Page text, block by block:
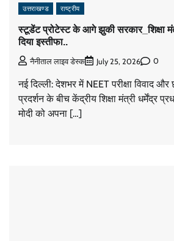
उत्तराखण्ड राष्ट्रीय
स्टूडेंट प्रोटेस्ट के आगे झुकी सरकार_शिक्षा
दिया इस्तीफा..
नैनीताल लाइव डेस्क July 25, 2026 0
नई दिल्ली: देशभर में NEET परीक्षा विवाद और
प्रदर्शन के बीच केंद्रीय शिक्षा मंत्री धर्मेंद्र
मोदी को अपना […]